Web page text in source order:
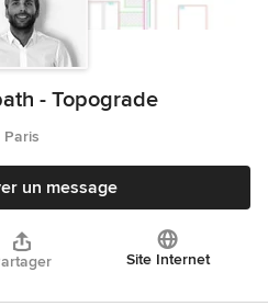
- Topograde
Paris
un message
Site Internet